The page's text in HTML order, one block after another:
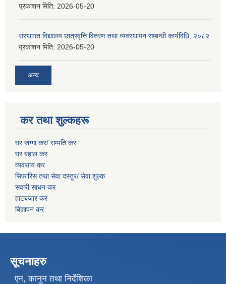
प्रकाशन मिति: 2026-05-20
संस्थागत विद्यालय छात्रवृत्ति वितरण तथा व्यवस्थापन सम्बन्धी कार्यविधि, २०८२
प्रकाशन मिति: 2026-05-20
अन्य
कर तथा शुल्कहरू
घर जग्गा कर/ सम्पति कर
घर बहाल कर
व्यवसाय कर
सिफारिस तथा सेवा दस्तुर/ सेवा शुल्क
सवारी साधन कर
हाटबजार कर
बिज्ञापन कर
सूचनाहरु
एन, कानुन तथा निर्देशिका